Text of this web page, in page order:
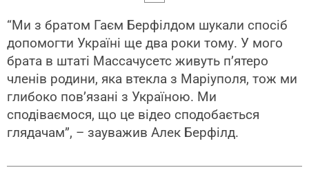
“Ми з братом Гаєм Берфілдом шукали спосіб
допомогти Україні ще два роки тому. У мого
брата в штаті Массачусетс живуть п’ятеро
членів родини, яка втекла з Маріуполя, тож ми
глибоко пов’язані з Україною. Ми
сподіваємося, що це відео сподобається
глядачам”, – зауважив Алек Берфілд.